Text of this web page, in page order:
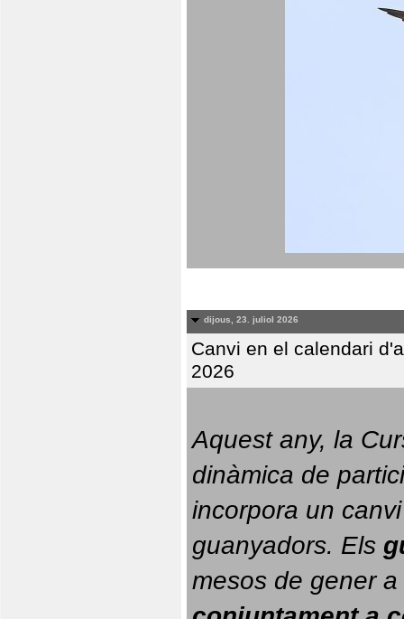
dijous, 23. juliol 2026
Canvi en el calendari
2026
Aquest any, la
dinàmica de
incorpora un
guanyadors. Els